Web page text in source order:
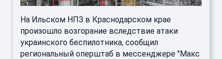
На Ильском НПЗ в Краснодарском крае
произошло возгорание вследствие атаки
украинского беспилотника, сообщил
региональный оперштаб в мессенджере "Макс